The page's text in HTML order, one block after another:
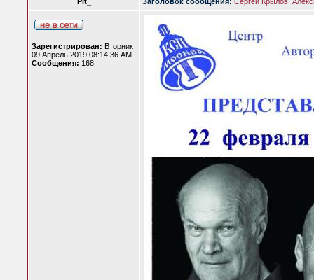
Зарегистрирован: Вторник
09 Апрель 2019 08:14:36 AM
Сообщения: 168